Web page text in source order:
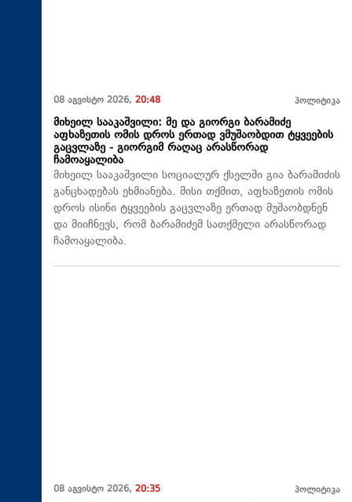
08 აგვისტო 2026, 20:48 პოლიტიკა
მიხეილ სააკაშვილი: მე და გიორგი ბარამიძე
აფხაზეთის ომის დროს ერთად ვმუშაობდით ტყვეების
გაცვლაზე - გიორგიმ რაღაც არასწორად
ჩამოაყალიბა
მიხეილ სააკაშვილი სოციალურ ქსელში გია ბარამიძის
განცხადებას ეხმიანება. მისი თქმით, აფხაზეთის ომის
დროს ისინი ტყვეების გაცვლაზე ერთად მუშაობდნენ
და მიიჩნევს, რომ ბარამიძემ სათქმელი არასწორად
ჩამოაყალიბა.
08 აგვისტო 2026, 20:35 პოლიტიკა